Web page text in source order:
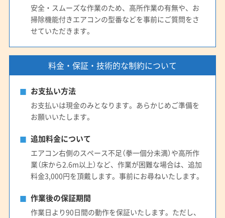
安全・スムーズな作業のため、高所作業の有無や、お
掃除機能付きエアコンの型番などを事前にご質問をさ
せていただきます。
料金・保証・技術的な制約について
お支払い方法
お支払いは現金のみとなります。あらかじめご準備を
お願いいたします。
追加料金について
エアコン右側のスペース不足（拳一個分未満）や高所作
業（床から2.6m以上）など、作業が困難な場合は、追加
料金3,000円を頂戴します。事前にお尋ねいたします。
作業後の保証期間
作業日より90日間の動作を保証いたします。ただし、